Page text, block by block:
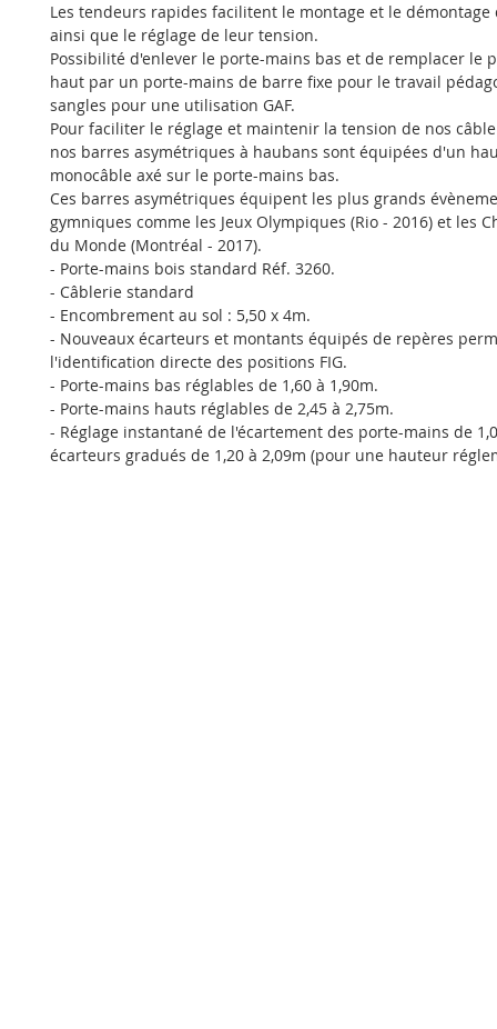
Les tendeurs rapides facilitent le montage et le démontage
ainsi que le réglage de leur tension.
Possibilité d'enlever le porte-mains bas et de remplacer le
haut par un porte-mains de barre fixe pour le travail
sangles pour une utilisation GAF.
Pour faciliter le réglage et maintenir la tension de nos
nos barres asymétriques à haubans sont équipées d'un
monocâble axé sur le porte-mains bas.
Ces barres asymétriques équipent les plus grands
gymniques comme les Jeux Olympiques (Rio - 2016) et les
du Monde (Montréal - 2017).
- Porte-mains bois standard Réf. 3260.
- Câblerie standard
- Encombrement au sol : 5,50 x 4m.
- Nouveaux écarteurs et montants équipés de repères
l'identification directe des positions FIG.
- Porte-mains bas réglables de 1,60 à 1,90m.
- Porte-mains hauts réglables de 2,45 à 2,75m.
- Réglage instantané de l'écartement des porte-mains de
écarteurs gradués de 1,20 à 2,09m (pour une hauteur